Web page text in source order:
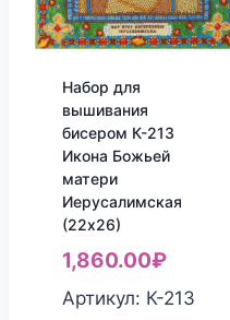
Набор для
вышивания
бисером К-213
Икона Божьей
матери
Иерусалимская
(22х26)
1,860.00₽
Артикул: К-213